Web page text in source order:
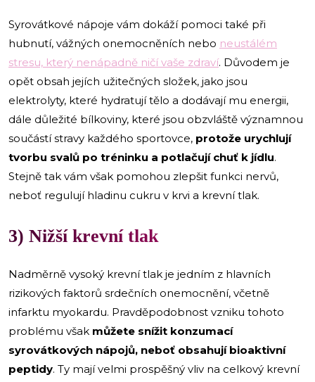
Syrovátkové nápoje vám dokáží pomoci také při
hubnutí, vážných onemocněních nebo neustálém
stresu, který nenápadně ničí vaše zdraví. Důvodem je
opět obsah jejích užitečných složek, jako jsou
elektrolyty, které hydratují tělo a dodávají mu energii,
dále důležité bílkoviny, které jsou obzvláště významnou
součástí stravy každého sportovce, protože urychlují
tvorbu svalů po tréninku a potlačují chuť k jídlu.
Stejně tak vám však pomohou zlepšit funkci nervů,
neboť regulují hladinu cukru v krvi a krevní tlak.
3) Nižší krevní tlak
Nadměrně vysoký krevní tlak je jedním z hlavních
rizikových faktorů srdečních onemocnění, včetně
infarktu myokardu. Pravděpodobnost vzniku tohoto
problému však můžete snížit konzumací
syrovátkových nápojů, neboť obsahují bioaktivní
peptidy. Ty mají velmi prospěšný vliv na celkový krevní